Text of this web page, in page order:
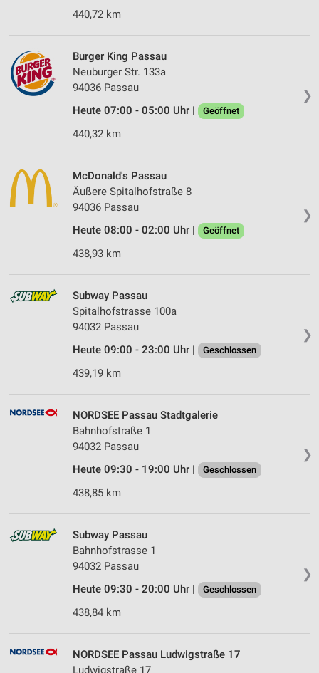
440,72 km
❯
Burger King Passau
Neuburger Str. 133a
94036 Passau
Heute 07:00 - 05:00 Uhr |
Geöffnet
440,32 km
❯
McDonald's Passau
Äußere Spitalhofstraße 8
94036 Passau
Heute 08:00 - 02:00 Uhr |
Geöffnet
438,93 km
❯
Subway Passau
Spitalhofstrasse 100a
94032 Passau
Heute 09:00 - 23:00 Uhr |
Geschlossen
439,19 km
❯
NORDSEE Passau Stadtgalerie
Bahnhofstraße 1
94032 Passau
Heute 09:30 - 19:00 Uhr |
Geschlossen
438,85 km
❯
Subway Passau
Bahnhofstrasse 1
94032 Passau
Heute 09:30 - 20:00 Uhr |
Geschlossen
438,84 km
NORDSEE Passau Ludwigstraße 17